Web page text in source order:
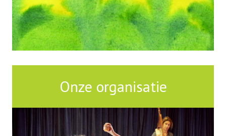
leven van een kind van betekenis zijn.
Brede Vrijeschool Almere is een stichting.
Het bestuur is het bevoegd gezag en
Onze organisatie